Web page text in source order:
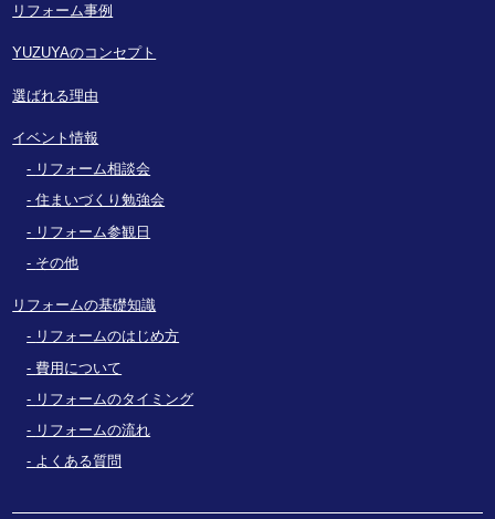
リフォーム事例
YUZUYAのコンセプト
選ばれる理由
イベント情報
リフォーム相談会
住まいづくり勉強会
リフォーム参観日
その他
リフォームの基礎知識
リフォームのはじめ方
費用について
リフォームのタイミング
リフォームの流れ
よくある質問